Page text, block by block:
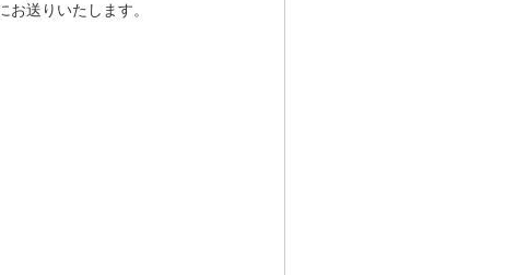
送りいたします。